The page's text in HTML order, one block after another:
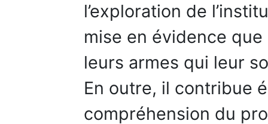
l’exploration de
mise en évidence
leurs armes qui leur
En outre, il contribue
compréhension du